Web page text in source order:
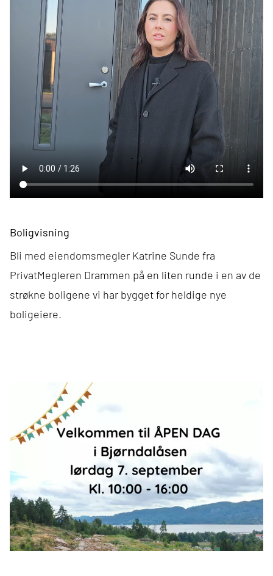
Boligvisning
Bli med eiendomsmegler Katrine Sunde fra
PrivatMegleren Drammen på en liten runde i en av de
strøkne boligene vi har bygget for heldige nye
boligeiere.